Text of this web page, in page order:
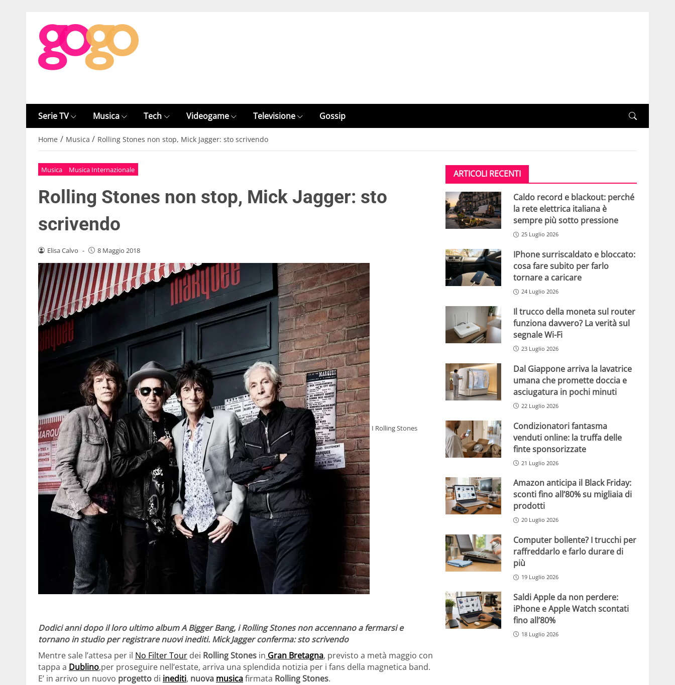
Serie TV Musica Tech Videogame Televisione Gossip
Home / Musica / Rolling Stones non stop, Mick Jagger: sto scrivendo
Musica Musica Internazionale
Rolling Stones non stop, Mick Jagger: sto
scrivendo
Elisa Calvo - 8 Maggio 2018
I Rolling Stones
Dodici anni dopo il loro ultimo album A Bigger Bang, i Rolling Stones non accennano a fermarsi e
tornano in studio per registrare nuovi inediti. Mick Jagger conferma: sto scrivendo
Mentre sale l’attesa per il No Filter Tour dei Rolling Stones in Gran Bretagna, previsto a metà maggio con
tappa a Dublino,per proseguire nell’estate, arriva una splendida notizia per i fans della magnetica band.
E’ in arrivo un nuovo progetto di inediti, nuova musicafirmata Rolling Stones.
ARTICOLI RECENTI
Caldo record e blackout: perché
la rete elettrica italiana è
sempre più sotto pressione
25 Luglio 2026
IPhone surriscaldato e bloccato:
cosa fare subito per farlo
tornare a caricare
24 Luglio 2026
Il trucco della moneta sul router
funziona davvero? La verità sul
segnale Wi-Fi
23 Luglio 2026
Dal Giappone arriva la lavatrice
umana che promette doccia e
asciugatura in pochi minuti
22 Luglio 2026
Condizionatori fantasma
venduti online: la truffa delle
finte sponsorizzate
21 Luglio 2026
Amazon anticipa il Black Friday:
sconti fino all’80% su migliaia di
prodotti
20 Luglio 2026
Computer bollente? I trucchi per
raffreddarlo e farlo durare di
più
19 Luglio 2026
Saldi Apple da non perdere:
iPhone e Apple Watch scontati
fino all’80%
18 Luglio 2026